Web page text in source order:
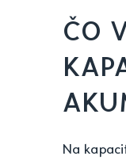
ČO
Na